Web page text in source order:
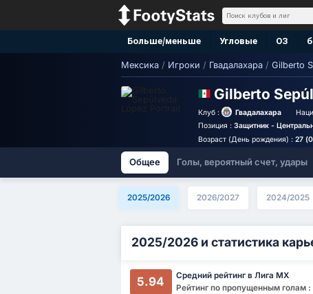
Больше/меньше Угловые ОЗ
Мексика / Игроки / Гвадалахара / Gilberto
Gilberto
Клуб : Гвадалахара
Позиция :Защитник -
Возраст (День рождения) :27
Общее Голы, вероятный счет, удары
2025/2026 2026/2027 2024/2025
2025/2026 и статистика
5.94
Средний рейтинг в Лига МХ
Рейтинг по пропущенным голам :